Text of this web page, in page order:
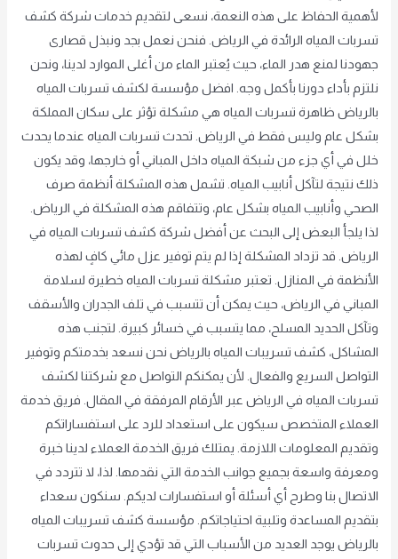
لأهمية الحفاظ على هذه النعمة، نسعى لتقديم خدمات شركة كشف
تسربات المياه الرائدة في الرياض. فنحن نعمل بجد ونبذل قصارى
جهودنا لمنع هدر الماء، حيث يُعتبر الماء من أغلى الموارد لدينا، ونحن
نلتزم بأداء دورنا بأكمل وجه. افضل مؤسسة لكشف تسربات المياه
بالرياض ظاهرة تسربات المياه هي مشكلة تؤثر على سكان المملكة
بشكل عام وليس فقط في الرياض. تحدث تسربات المياه عندما يحدث
خلل في أي جزء من شبكة المياه داخل المباني أو خارجها، وقد يكون
ذلك نتيجة لتآكل أنابيب المياه. تشمل هذه المشكلة أنظمة صرف
الصحي وأنابيب المياه بشكل عام، وتتفاقم هذه المشكلة في الرياض.
لذا يلجأ البعض إلى البحث عن أفضل شركة كشف تسربات المياه في
الرياض. قد تزداد المشكلة إذا لم يتم توفير عزل مائي كافٍ لهذه
الأنظمة في المنازل. تعتبر مشكلة تسربات المياه خطيرة لسلامة
المباني في الرياض، حيث يمكن أن تتسبب في تلف الجدران والأسقف
وتآكل الحديد المسلح، مما يتسبب في خسائر كبيرة. لتجنب هذه
المشاكل، كشف تسريبات المياه بالرياض نحن نسعد بخدمتكم وتوفير
التواصل السريع والفعال. لأن يمكنكم التواصل مع شركتنا لكشف
تسربات المياه في الرياض عبر الأرقام المرفقة في المقال. فريق خدمة
العملاء المتخصص سيكون على استعداد للرد على استفساراتكم
وتقديم المعلومات اللازمة. يمتلك فريق الخدمة العملاء لدينا خبرة
ومعرفة واسعة بجميع جوانب الخدمة التي نقدمها. لذا، لا تتردد في
الاتصال بنا وطرح أي أسئلة أو استفسارات لديكم. سنكون سعداء
بتقديم المساعدة وتلبية احتياجاتكم. مؤسسة كشف تسريبات المياه
بالرياض يوجد العديد من الأسباب التي قد تؤدي إلى حدوث تسربات